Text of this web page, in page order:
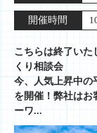
開催時間
こちらは終了いた
くり相談会
今、人気上昇中の
を開催！弊社はお
ーワ...